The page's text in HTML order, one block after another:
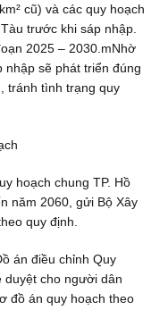
cũ) và các quy hoạch
trước khi sáp nhập.
2025 – 2030.mNhờ
nhập sẽ phát triển đúng
tránh tình trạng quy
hoạch chung TP. Hồ
năm 2060, gửi Bộ Xây
quy định.
án điều chỉnh Quy
cho người dân
đồ án quy hoạch theo